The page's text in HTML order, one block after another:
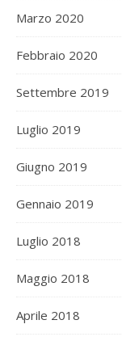
Marzo 2020
Febbraio 2020
Settembre 2019
Luglio 2019
Giugno 2019
Gennaio 2019
Luglio 2018
Maggio 2018
Aprile 2018